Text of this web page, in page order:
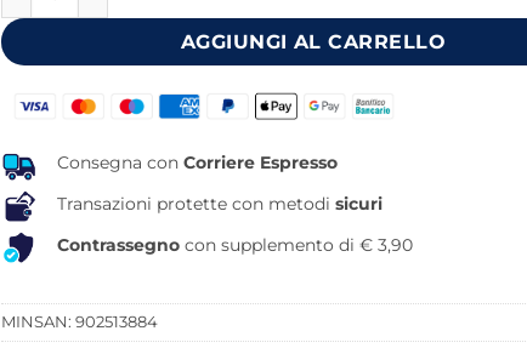
23,50 €.20,84 €.
AGGIUNGI AL CARRELLO
Consegna con Corriere Espresso
Transazioni protette con metodi sicuri
Contrassegno con supplemento di € 3,90
MINSAN: 902513884